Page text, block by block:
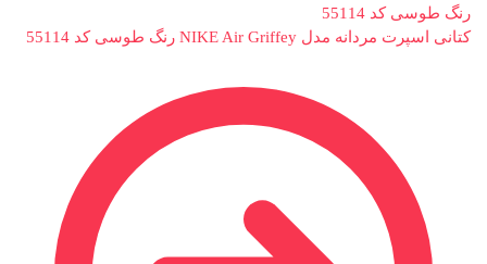
کتانی اسپرت مردانه مدل NIKE Air Griffey رنگ طوسی کد 55114